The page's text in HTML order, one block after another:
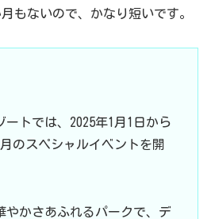
もないので、かなり短いです。
ートでは、2025年1月1日から
のスペシャルイベントを開
やかさあふれるパークで、デ